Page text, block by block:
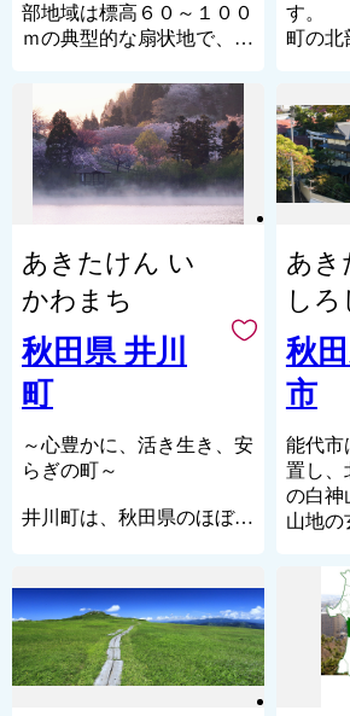
部地域は標高６０～１００
ｍの典型的な扇状地で、あ
稲を主に栽培する豊かな穀
倉地帯であります。また子
吉川水系に属する西部地域
は標高２００～３５０ｍの
出羽丘陵八塩山塊に属する
山間・高原地帯となってお
２ｍを超えるほどの積雪が
ある豪雪地帯でもあります
が、夏には国の重要無形民
俗文化財に指定されている
「西馬音内（にしもない）
盆踊り」が開催され（８月
光客が優雅で先祖と一体化
したような幽玄な世界に酔
０年、１町６村が合併して
合併には参加せず、地域住
民の顔がみえる単独立町を
宣言し、現在に至っており
ます。
す。
町の北
がり、
白神の
筋の川
ナ林が
め、鉄
もあり
便利
かな四
す知恵
す。
里町に
いただ
あきたけん い
かわまち
秋田県 井川
町
～心豊かに、活き生き、安
らぎの町～
井川町は、秋田県のほぼ中
全長11.6㎞の井川に沿って
ひらけています。東西14
㎞、南北4㎞と細長く総面
積は47.95㎢で、東部は波
あき
しろ
秋
市
能代市
置し、
の白神
山地の
「米
かな
また
木材
え、
「東